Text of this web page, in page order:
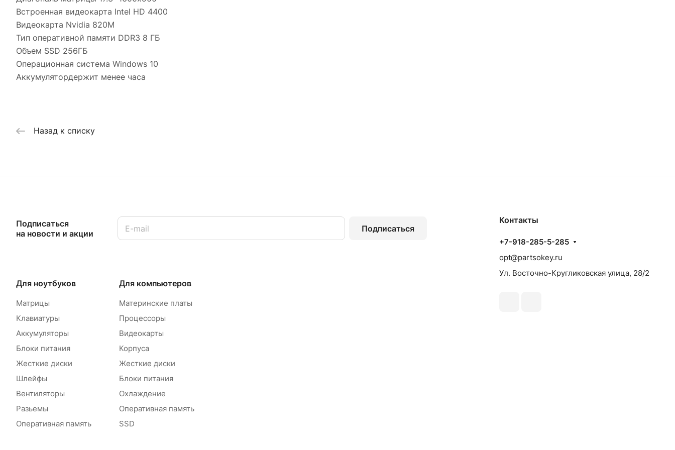
Встроенная видеокарта Intel HD 4400
Видеокарта Nvidia 820M
Тип оперативной памяти DDR3 8 ГБ
Объем SSD 256ГБ
Операционная система Windows 10
Аккумулятордержит менее часа
Назад к списку
Подписаться
на новости и акции
Подписаться
Для ноутбуков
Матрицы
Клавиатуры
Аккумуляторы
Блоки питания
Жесткие диски
Шлейфы
Вентиляторы
Разьемы
Оперативная память
Для компьютеров
Материнские платы
Процессоры
Видеокарты
Корпуса
Жесткие диски
Блоки питания
Охлаждение
Оперативная память
SSD
Контакты
+7-918-285-5-285
opt@partsokey.ru
Ул. Восточно-Кругликовская улица, 28/2